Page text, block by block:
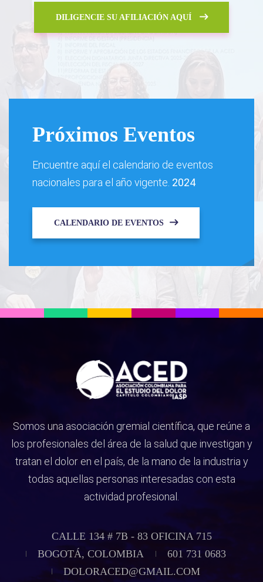
DILIGENCIE SU AFILIACIÓN AQUÍ
Próximos Eventos
Encuentre aquí el calendario de eventos
nacionales para el año vigente. 2024
CALENDARIO DE EVENTOS
Somos una asociación gremial científica, que reúne a
los profesionales del área de la salud que investigan y
tratan el dolor en el país, de la mano de la industria y
todas aquellas personas interesadas con esta
actividad profesional.
CALLE 134 # 7B - 83 OFICINA 715
BOGOTÁ, COLOMBIA
601 731 0683
DOLORACED@GMAIL.COM